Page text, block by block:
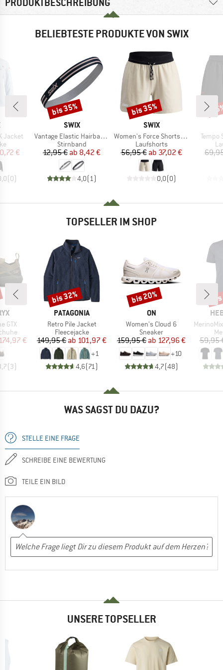
PRODUKTBESCHREIBUNG
BELIEBTESTE PRODUKTE VON SWIX
Jacket
Preis
€
(0)
MARKE
SWIX
Artikel
Vantage Elastic Hairbands 2-Pack
Produktgruppe
Stirnband
Preis
12,95 € reduzierter Preis
ab 8,42 €
4,0(1 )
Rabatt
bis 35%
MARKE
SWIX
Artikel
Women's Force Shorts 5-Inch
Produktgruppe
Laufshorts
Preis
56,95 € reduzierter Preis
ab 37,02 €
0,0(0)
Rabatt
bis 35%
Artikel
Tempo
TOPSELLER IM SHOP
GTX
Preis
€
(3)
MARKE
PATAGONIA
Artikel
Retro Pile Jacket
Produktgruppe
Fleecejacke
Preis
149,95 € reduzierter Preis
ab 101,97 €
+1
4,6(71)
Rabatt
bis 32%
MARKE
ON
Artikel
Women's Cloud 6
Produktgruppe
Sneaker
Preis
159,95 € reduzierter Preis
ab 127,96 €
+10
4,7(48)
Rabatt
bis 20%
Artikel
MerinoMix150
59,95
WAS SAGST DU DAZU?
STELLE EINE FRAGE
SCHREIBE EINE BEWERTUNG
TEILE EIN BILD
UNSERE TOPSELLER